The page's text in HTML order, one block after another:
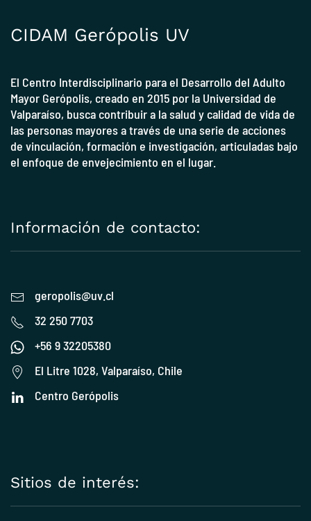
CIDAM Gerópolis UV
El Centro Interdisciplinario para el Desarrollo del Adulto
Mayor Gerópolis, creado en 2015 por la Universidad de
Valparaíso, busca contribuir a la salud y calidad de vida de
las personas mayores a través de una serie de acciones
de vinculación, formación e investigación, articuladas bajo
el enfoque de envejecimiento en el lugar.
Información de contacto:
geropolis@uv.cl
32 250 7703
+56 9 32205380
El Litre 1028, Valparaíso, Chile
Centro Gerópolis
Sitios de interés: